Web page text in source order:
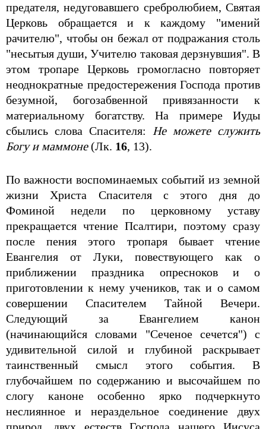
предателя, недуговавшего сребролюбием, Святая
Церковь обращается и к каждому "имений
рачителю", чтобы он бежал от подражания столь
"несытыя души, Учителю таковая дерзнувшия". В
этом тропаре Церковь громогласно повторяет
неоднократные предостережения Господа против
безумной, богозабвенной привязанности к
материальному богатству. На примере Иуды
сбылись слова Спасителя: Не можете служить
Богу и маммоне(Лк. 16, 13).
По важности воспоминаемых событий из земной
жизни Христа Спасителя с этого дня до
Фоминой недели по церковному уставу
прекращается чтение Псалтири, поэтому сразу
после пения этого тропаря бывает чтение
Евангелия от Луки, повествующего как о
приближении праздника опресноков и о
приготовлении к нему учеников, так и о самом
совершении Спасителем Тайной Вечери.
Следующий за Евангелием канон
(начинающийся словами "Сеченое сечется") с
удивительной силой и глубиной раскрывает
таинственный смысл этого события. В
глубочайшем по содержанию и высочайшем по
слогу каноне особенно ярко подчеркнуто
неслиянное и нераздельное соединение двух